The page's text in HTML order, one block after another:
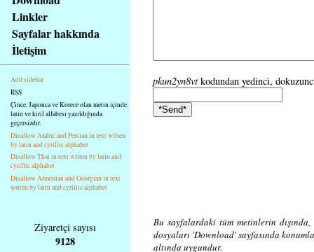
webu
základní
Hlavní
strana
Linkler
Sayfalar hakkında
İletişim
Add sidebar
RSS
Çince, Japonca ve Korece olan metin içinde,
latin ve kiril alfabesi yazıldığında
geçersizdir.
Disallow Arabic and Persian in text writen
by latin and cyrillic alphabet
Disallow Thai in text writen by latin and
cyrillic alphabet
Disallow Armenian and Georgian in text
writen by latin and cyrillic alphabet
pkun2yn8vtkodundan yedinci,
Ziyaretçi sayısı
9128
Bu sayfalardaki tüm metinlerin
dosyaları 'Download' sayfasında
altında uygundur.